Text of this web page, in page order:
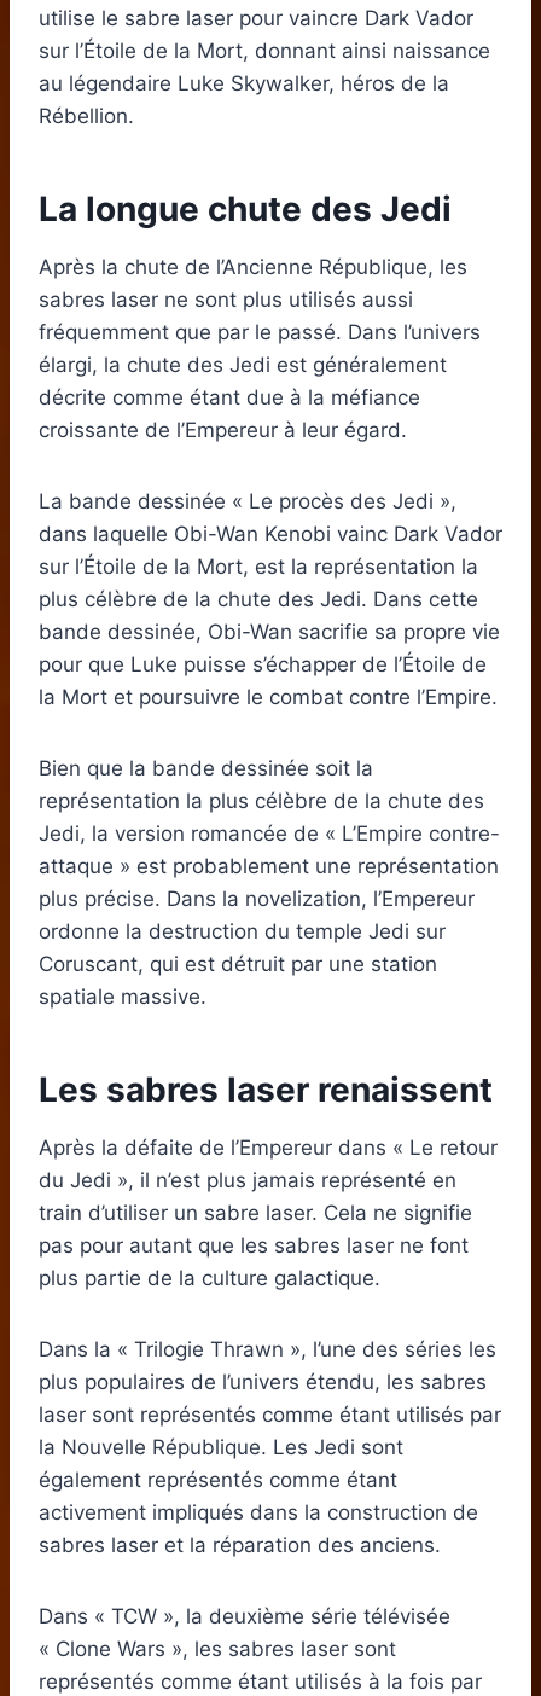
utilise le sabre laser pour vaincre Dark Vador
sur l’Étoile de la Mort, donnant ainsi naissance
au légendaire Luke Skywalker, héros de la
Rébellion.
La longue chute des Jedi
Après la chute de l’Ancienne République, les
sabres laser ne sont plus utilisés aussi
fréquemment que par le passé. Dans l’univers
élargi, la chute des Jedi est généralement
décrite comme étant due à la méfiance
croissante de l’Empereur à leur égard.
La bande dessinée « Le procès des Jedi »,
dans laquelle Obi-Wan Kenobi vainc Dark Vador
sur l’Étoile de la Mort, est la représentation la
plus célèbre de la chute des Jedi. Dans cette
bande dessinée, Obi-Wan sacrifie sa propre vie
pour que Luke puisse s’échapper de l’Étoile de
la Mort et poursuivre le combat contre l’Empire.
Bien que la bande dessinée soit la
représentation la plus célèbre de la chute des
Jedi, la version romancée de « L’Empire contre-
attaque » est probablement une représentation
plus précise. Dans la novelization, l’Empereur
ordonne la destruction du temple Jedi sur
Coruscant, qui est détruit par une station
spatiale massive.
Les sabres laser renaissent
Après la défaite de l’Empereur dans « Le retour
du Jedi », il n’est plus jamais représenté en
train d’utiliser un sabre laser. Cela ne signifie
pas pour autant que les sabres laser ne font
plus partie de la culture galactique.
Dans la « Trilogie Thrawn », l’une des séries les
plus populaires de l’univers étendu, les sabres
laser sont représentés comme étant utilisés par
la Nouvelle République. Les Jedi sont
également représentés comme étant
activement impliqués dans la construction de
sabres laser et la réparation des anciens.
Dans « TCW », la deuxième série télévisée
« Clone Wars », les sabres laser sont
représentés comme étant utilisés à la fois par